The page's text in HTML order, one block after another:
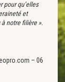
pour qu’elles
et
notre filière ».
– 06